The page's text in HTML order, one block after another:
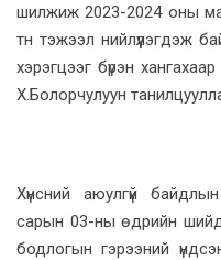
шилжиж 2023-2024 оны
тн тэжээл нийлүүлэгдэж
хэрэгцээг бүрэн
Х.Болорчулуун
Хүнсний аюулгүй
сарын 03-ны өдрийн
бодлогын гэрээний